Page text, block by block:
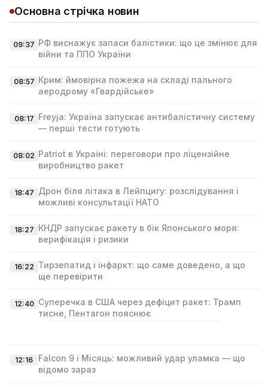
Основна стрічка новин
09:37 РФ виснажує запаси балістики: що це змінює для
війни та ППО України
08:57 Крим: ймовірна пожежа на складі пального
аеродрому «Гвардійське»
08:17 Freyja: Україна запускає антибалістичну систему
— перші тести готують
08:02 Patriot в Україні: переговори про ліцензійне
виробництво ракет
18:47 Дрон біля літака в Лейпцигу: розслідування і
можливі консультації НАТО
18:27 КНДР запускає ракету в бік Японського моря:
верифікація і ризики
16:22 Тирзепатид і інфаркт: що саме доведено, а що
ще перевірити
12:40 Суперечка в США через дефіцит ракет: Трамп
тисне, Пентагон пояснює
12:16
Falcon 9 і Місяць: можливий удар уламка — що
відомо зараз